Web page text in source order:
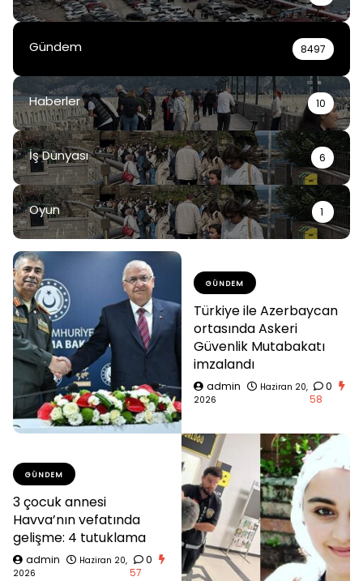
Gündem 8497
Haberler 10
İş Dünyası 6
Oyun 1
GÜNDEM
Türkiye ile Azerbaycan
ortasında Askeri
Güvenlik Mutabakatı
imzalandı
admin
Haziran 20,
2026
0
58
GÜNDEM
3 çocuk annesi
Havva’nın vefatında
gelişme: 4 tutuklama
admin
Haziran 20,
2026
0
57